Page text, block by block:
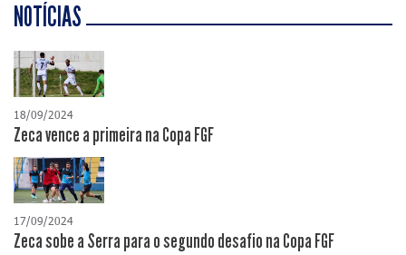
NOTÍCIAS
18/09/2024
Zeca vence a primeira na Copa FGF
17/09/2024
Zeca sobe a Serra para o segundo desafio na Copa FGF